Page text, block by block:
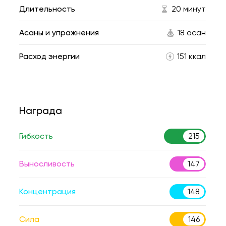
Длительность 20 минут
Асаны и упражнения 18 асан
Расход энергии 151 ккал
Награда
Гибкость 215
Выносливость 147
Концентрация 148
Сила 146